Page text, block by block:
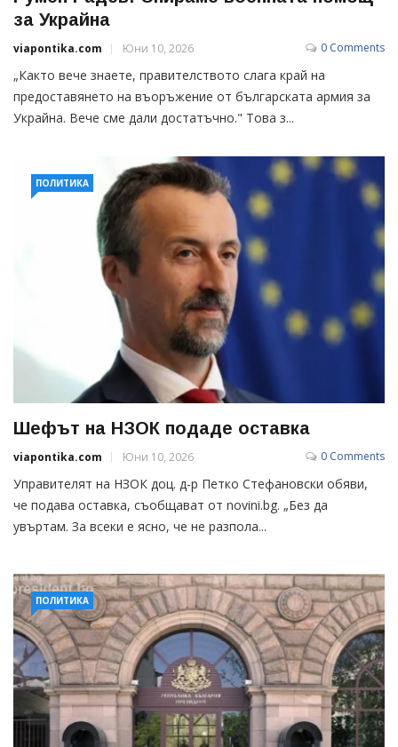
за Украйна
viapontika.com Юни 10, 2026 0 Comments
„Както вече знаете, правителството слага край на
предоставянето на въоръжение от българската армия за
Украйна. Вече сме дали достатъчно." Това з...
ПОЛИТИКА
Шефът на НЗОК подаде оставка
viapontika.com Юни 10, 2026 0 Comments
Управителят на НЗОК доц. д-р Петко Стефановски обяви,
че подава оставка, съобщават от novini.bg. „Без да
увъртам. За всеки е ясно, че не разпола...
ПОЛИТИКА